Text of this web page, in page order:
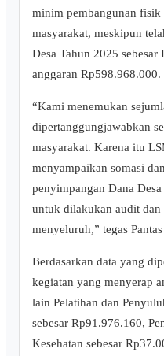
minim pembangunan fisik
masyarakat, meskipun
Desa Tahun 2025
anggaran Rp598.968.000.
“Kami menemukan
dipertanggungjawabkan
masyarakat. Karena itu
menyampaikan somasi
penyimpangan Dana
untuk dilakukan audit dan
menyeluruh,” tegas
Berdasarkan data yang
kegiatan yang menyerap
lain Pelatihan dan
sebesar Rp91.976.160,
Kesehatan sebesar